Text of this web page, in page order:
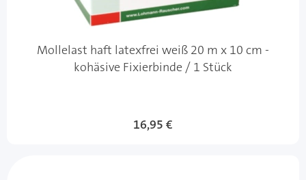
Mollelast haft latexfrei weiß 20 m x 10 cm -
kohäsive Fixierbinde / 1 Stück
16,95 €